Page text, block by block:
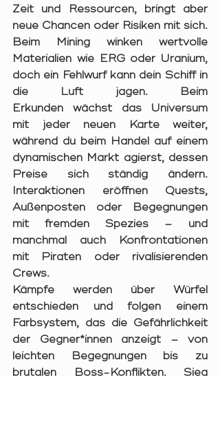
Zeit und Ressourcen, bringt aber
neue Chancen oder Risiken mit sich.
Beim Mining winken wertvolle
Materialien wie ERG oder Uranium,
doch ein Fehlwurf kann dein Schiff in
Erkunden wächst das Universum
mit jeder neuen Karte weiter,
während du beim Handel auf einem
dynamischen Markt agierst, dessen
Interaktionen eröffnen Quests,
Außenposten oder Begegnungen
mit fremden Spezies – und
manchmal auch Konfrontationen
mit Piraten oder rivalisierenden
Crews.
Kämpfe werden über Würfel
entschieden und folgen einem
Farbsystem, das die Gefährlichkeit
der Gegner*innen anzeigt – von
leichten Begegnungen bis zu
brutalen Boss-Konflikten. Sieg